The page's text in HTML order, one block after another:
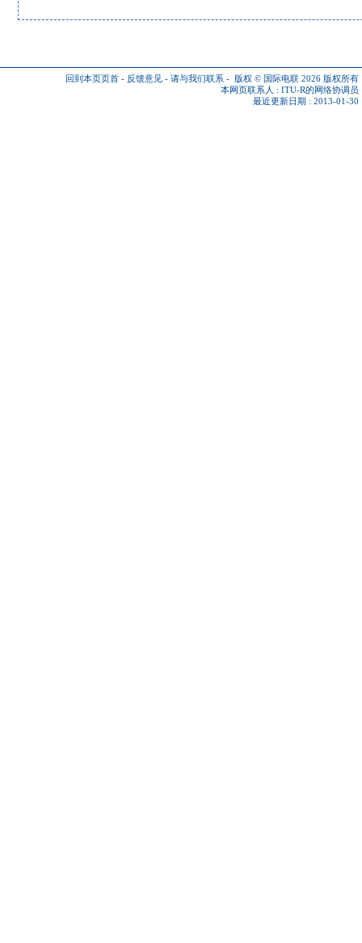
回到本页页首 - 反馈意见 - 请与我们联系 - 版权 © 国际电联 2026 版权所有
本网页联系人 : ITU-R的网络协调员
最近更新日期 : 2013-01-30